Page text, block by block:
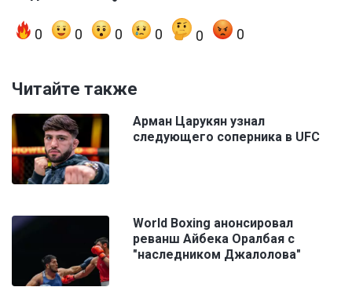
0 0 0 0 0 0
Читайте также
Арман Царукян узнал
следующего соперника в UFC
World Boxing анонсировал
реванш Айбека Оралбая с
"наследником Джалолова"